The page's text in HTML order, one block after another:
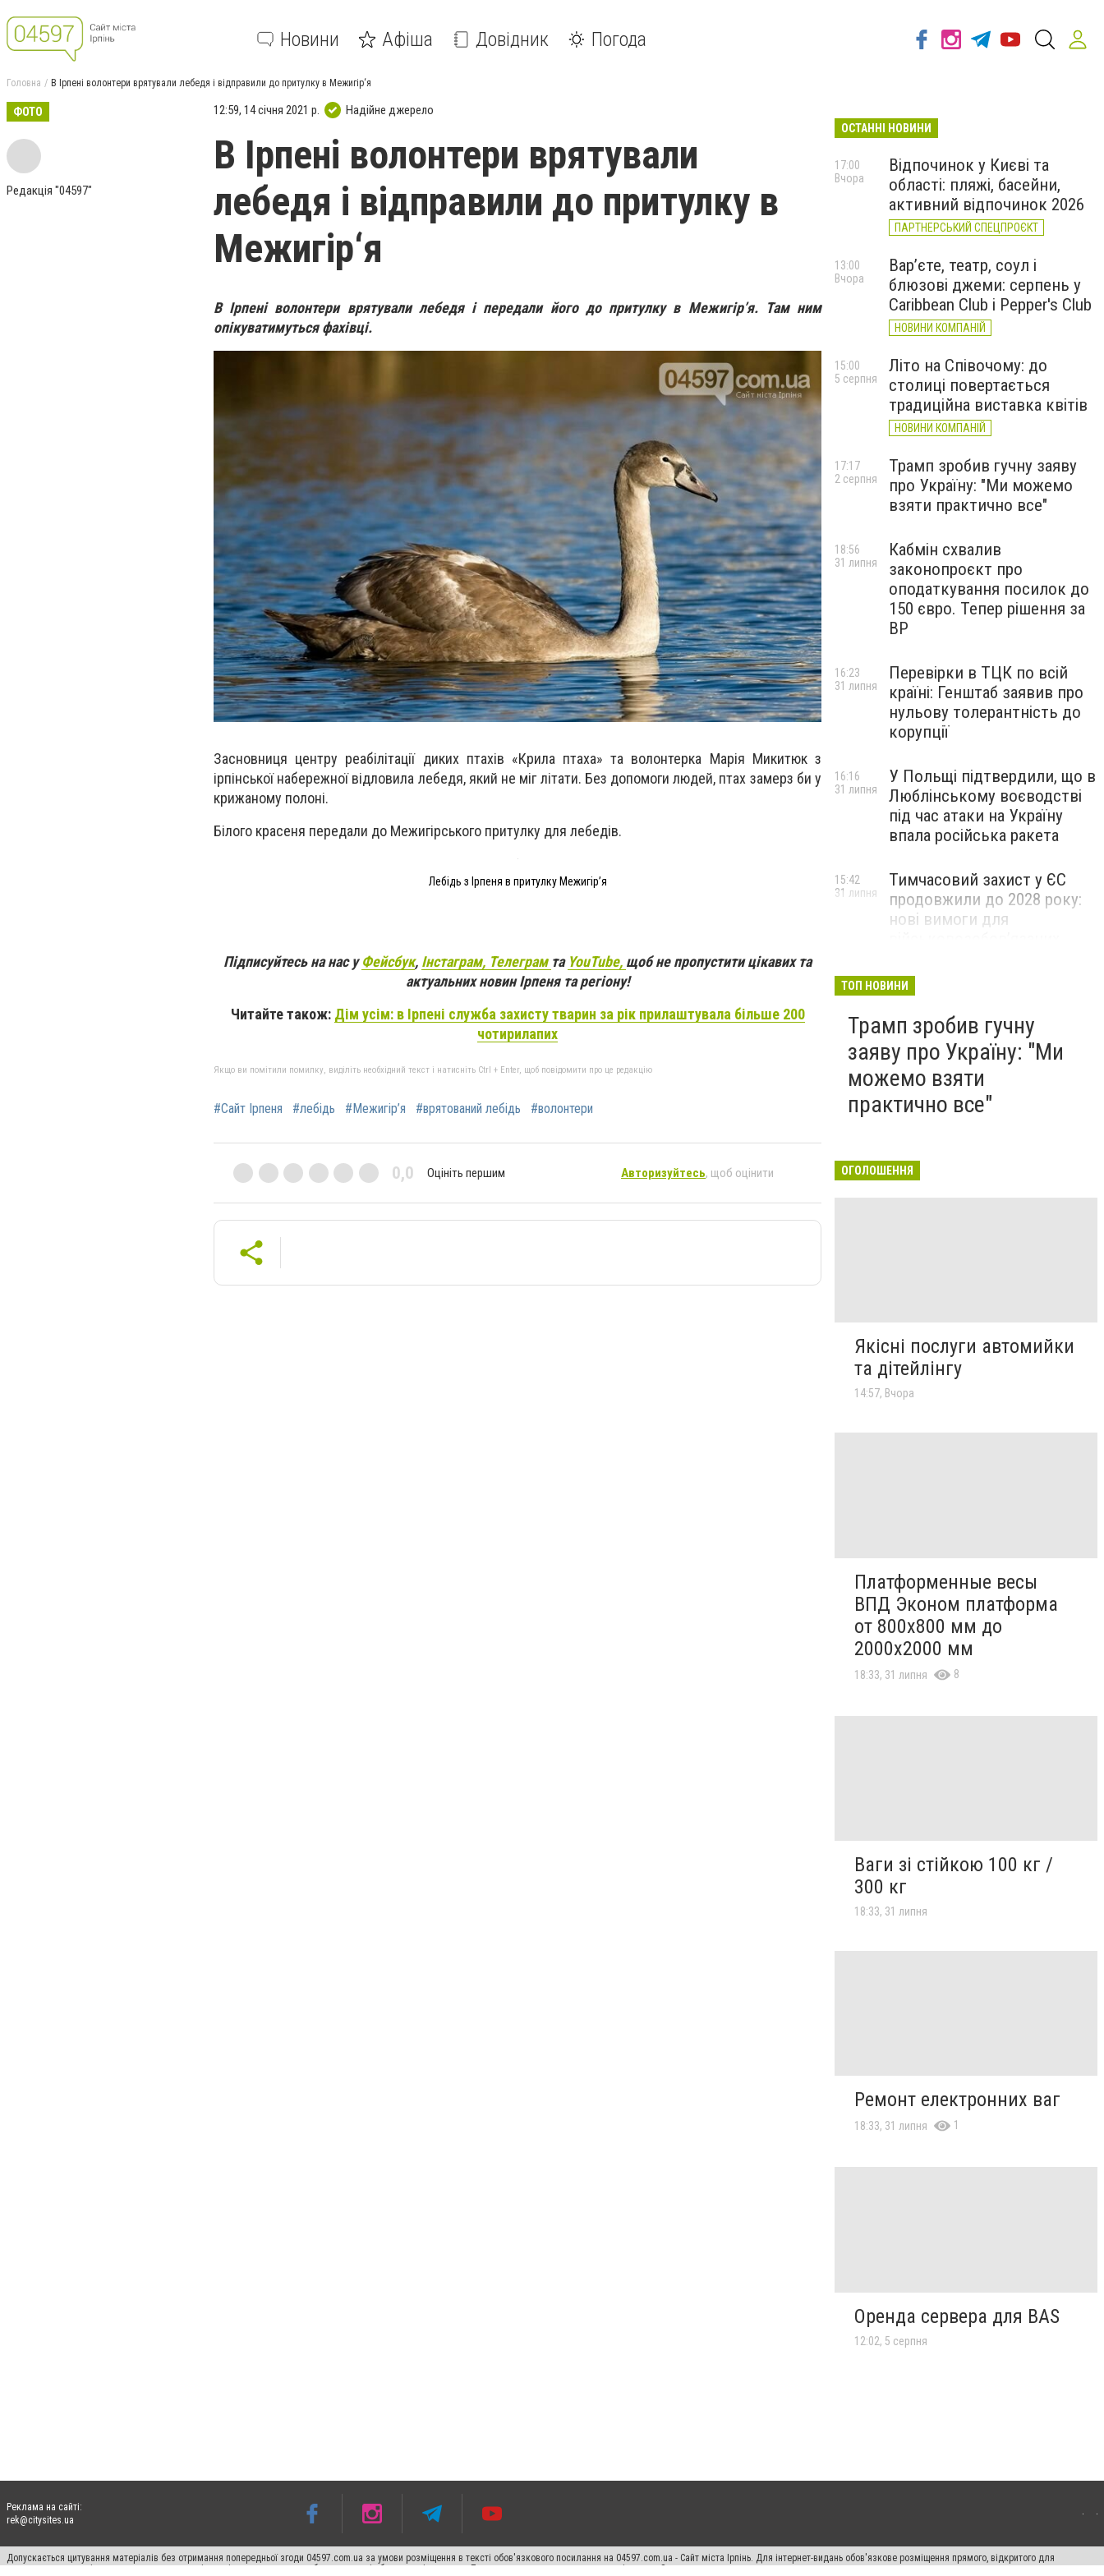
Новини Афіша Довідник Погода
Головна В Ірпені волонтери врятували лебедя і відправили до притулку в Межигір‘я
ФОТО
Редакція "04597"
12:59, 14 січня 2021 р. Надійне джерело
В Ірпені волонтери врятували
лебедя і відправили до притулку в
Межигір‘я
В Ірпені волонтери врятували лебедя і передали його до притулку в Межигір’я. Там ним
опікуватимуться фахівці.
Засновниця центру реабілітації диких птахів «Крила птаха» та волонтерка Марія Микитюк з
ірпінської набережної відловила лебедя, який не міг літати. Без допомоги людей, птах замерз би у
крижаному полоні.
Білого красеня передали до Межигірського притулку для лебедів.
Лебідь з Ірпеня в притулку Межигір’я
Підписуйтесь на нас уФейсбук, Інстаграм, Телеграм та YouTube, щоб не пропустити цікавих та
актуальних новин Ірпеня та регіону!
Читайте також: Дім усім: в Ірпені служба захисту тварин за рік прилаштувала більше 200
чотирилапих
Якщо ви помітили помилку, виділіть необхідний текст і натисніть Ctrl + Enter, щоб повідомити про це редакцію
#Сайт Ірпеня #лебідь #Межигір’я #врятований лебідь #волонтери
0,0 Оцініть першим Авторизуйтесь, щоб оцінити
ОСТАННІ НОВИНИ
Відпочинок у Києві та
області: пляжі, басейни,
активний відпочинок 2026
ПАРТНЕРСЬКИЙ СПЕЦПРОЄКТ
17:00
Вчора
Вар’єте, театр, соул і
блюзові джеми: серпень у
Caribbean Club і Pepper's Club
НОВИНИ КОМПАНІЙ
13:00
Вчора
Літо на Співочому: до
столиці повертається
традиційна виставка квітів
НОВИНИ КОМПАНІЙ
15:00
5 серпня
Трамп зробив гучну заяву
про Україну: "Ми можемо
взяти практично все"
17:17
2 серпня
Кабмін схвалив
законопроєкт про
оподаткування посилок до
150 євро. Тепер рішення за
ВР
18:56
31 липня
Перевірки в ТЦК по всій
країні: Генштаб заявив про
нульову толерантність до
корупції
16:23
31 липня
У Польщі підтвердили, що в
Люблінському воєводстві
під час атаки на Україну
впала російська ракета
16:16
31 липня
Тимчасовий захист у ЄС
продовжили до 2028 року:
нові вимоги для
15:42
31 липня
ТОП НОВИНИ
Трамп зробив гучну
заяву про Україну: "Ми
можемо взяти
практично все"
ОГОЛОШЕННЯ
Якісні послуги автомийки
та дітейлінгу
14:57, Вчора
Платформенные весы
ВПД Эконом платформа
от 800х800 мм до
2000х2000 мм
18:33, 31 липня 8
Ваги зі стійкою 100 кг /
300 кг
18:33, 31 липня
Ремонт електронних ваг
18:33, 31 липня 1
Оренда сервера для BAS
12:02, 5 серпня
Реклама на сайті:
rek@citysites.ua
Допускається цитування матеріалів без отримання попередньої згоди 04597.com.ua за умови розміщення в тексті обов'язкового посилання на 04597.com.ua - Сайт міста Ірпінь. Для інтернет-видань обов'язкове розміщення прямого, відкритого для
пошукових систем гіперпосилання на цитовані статті не нижче другого абзацу в тексті або в якості джерела. Порушення виняткових прав переслідується Законом.